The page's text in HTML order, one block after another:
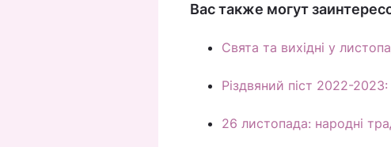
Вас также могут
Свята та вихідні у
Різдвяний піст 2022-
26 листопада: народні